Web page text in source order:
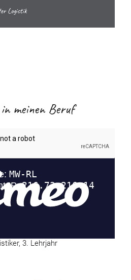
Logistik
meinen Beruf
3. Lehrjahr